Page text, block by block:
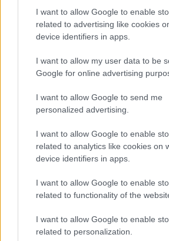
I want to allow Google to enable
related to advertising like cookies
device identifiers in apps.
I want to allow my user data to be
Google for online advertising
I want to allow Google to send me
personalized advertising.
I want to allow Google to enable
related to analytics like cookies on
device identifiers in apps.
I want to allow Google to enable
related to functionality of the
I want to allow Google to enable
related to personalization.
Tytan Rzeszów
mecze,Pktpunkty · zwycięstwo remis
PIŁKARZ
Damian Przywara
Grzegorz Ciszewski
Hubert Lis
Dawid Jucha